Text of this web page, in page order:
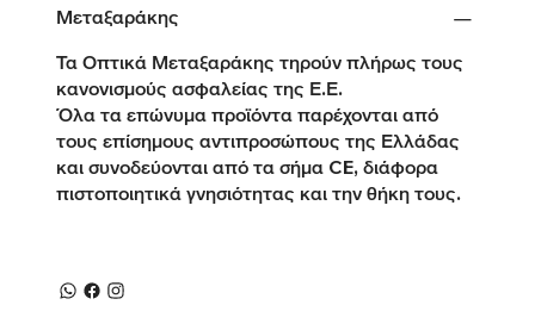
Μεταξαράκης
Τα Οπτικά Μεταξαράκης τηρούν πλήρως τους
κανονισμούς ασφαλείας της Ε.Ε.
Όλα τα επώνυμα προϊόντα παρέχονται από
τους επίσημους αντιπροσώπους της Ελλάδας
και συνοδεύονται από τα σήμα CE, διάφορα
πιστοποιητικά γνησιότητας και την θήκη τους.